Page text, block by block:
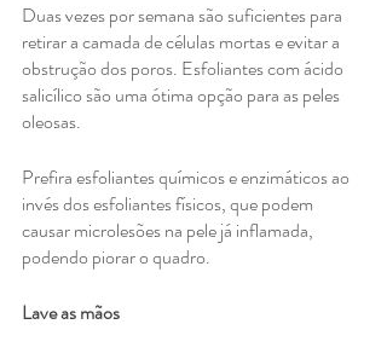
Duas vezes por semana são suficientes para
retirar a camada de células mortas e evitar a
obstrução dos poros. Esfoliantes com ácido
salicílico são uma ótima opção para as peles
oleosas.
Prefira esfoliantes químicos e enzimáticos ao
invés dos esfoliantes físicos, que podem
causar microlesões na pele já inflamada,
podendo piorar o quadro.
Lave as mãos